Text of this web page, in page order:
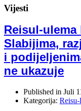
Vijesti
Reisul-ulema
Slabijima,
i
ne ukazuje
Published in Juli
Kategorija: